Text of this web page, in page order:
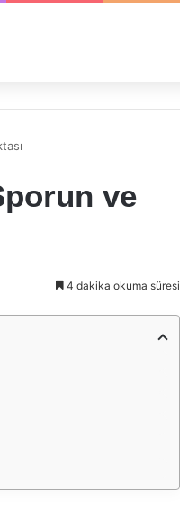
ve
4 dakika okuma süresi